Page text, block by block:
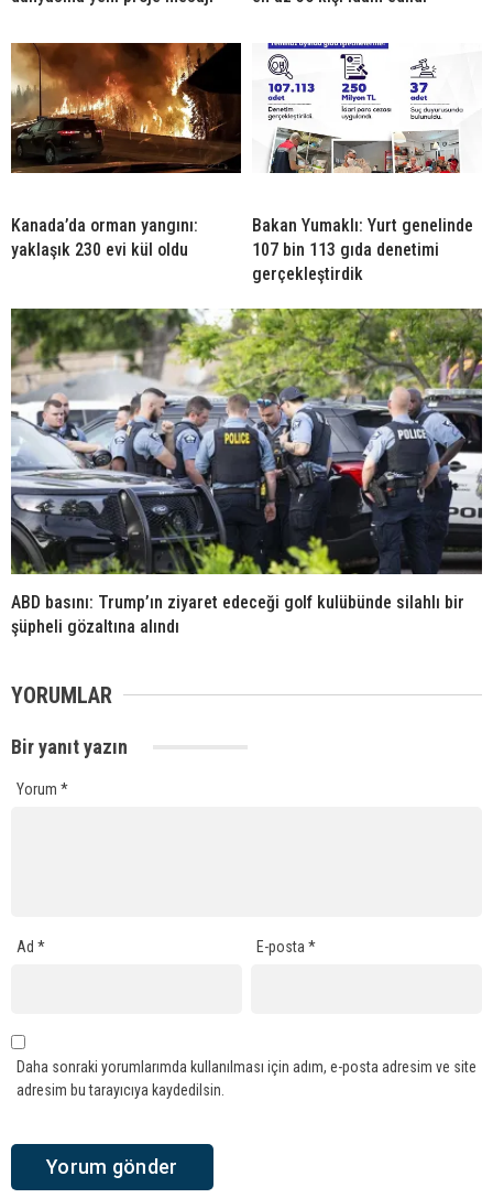
Kanada’da orman yangını:
yaklaşık 230 evi kül oldu
Bakan Yumaklı: Yurt genelinde
107 bin 113 gıda denetimi
gerçekleştirdik
ABD basını: Trump’ın ziyaret edeceği golf kulübünde silahlı bir
şüpheli gözaltına alındı
YORUMLAR
Bir yanıt yazın
Yorum *
Ad * E-posta*
Daha sonraki yorumlarımda kullanılması için adım, e-posta adresim ve site
adresim bu tarayıcıya kaydedilsin.